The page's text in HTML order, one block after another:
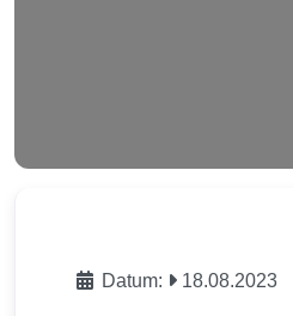
Datum: 18.08.2023